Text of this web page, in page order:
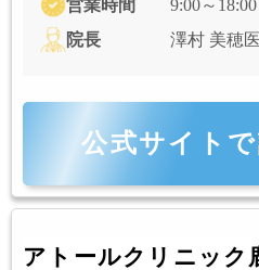
営業時間
9:00～18:00
院長
澤村 美穂
公式サイト
アトールクリニック